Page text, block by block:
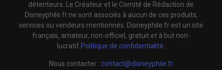
détenteurs. Le Créateur et le Comité de Rédaction de
Disneyphile.fr ne sont associés à aucun de ces produits,
services ou vendeurs mentionnés. Disneyphile.fr est un site
français, amateur, non-officiel, gratuit et à but non-
lucratif. Politique de confidentialité.
Nous contacter : contact@disneyphile.fr